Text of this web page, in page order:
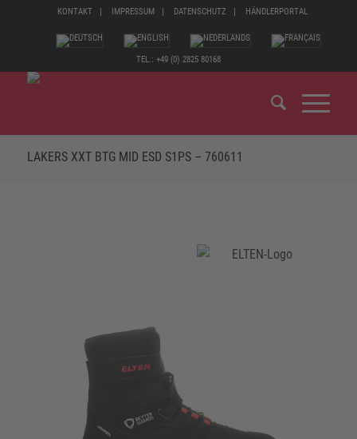
KONTAKT IMPRESSUM DATENSCHUTZ HÄNDLERPORTAL
TEL.: +49 (0) 2825 80168
LAKERS XXT BTG MID ESD S1PS – 760611